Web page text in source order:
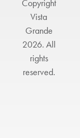
Copyright
Vista
Grande
2026. All
rights
reserved.